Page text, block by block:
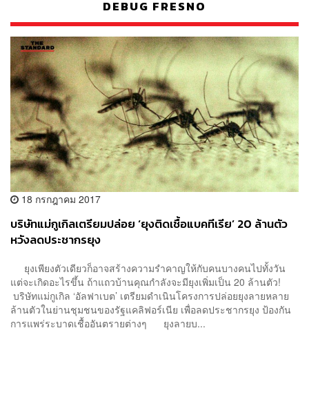
DEBUG FRESNO
18 กรกฎาคม 2017
บริษัทแม่กูเกิลเตรียมปล่อย ‘ยุงติดเชื้อแบคทีเรีย’ 20 ล้านตัว
หวังลดประชากรยุง
ยุงเพียงตัวเดียวก็อาจสร้างความรำคาญให้กับคนบางคนไปทั้งวัน
แต่จะเกิดอะไรขึ้น ถ้าแถวบ้านคุณกำลังจะมียุงเพิ่มเป็น 20 ล้านตัว!
บริษัทแม่กูเกิล ‘อัลฟาเบต’ เตรียมดำเนินโครงการปล่อยยุงลายหลาย
ล้านตัวในย่านชุมชนของรัฐแคลิฟอร์เนีย เพื่อลดประชากรยุง ป้องกัน
การแพร่ระบาดเชื้ออันตรายต่างๆ ยุงลายบ...